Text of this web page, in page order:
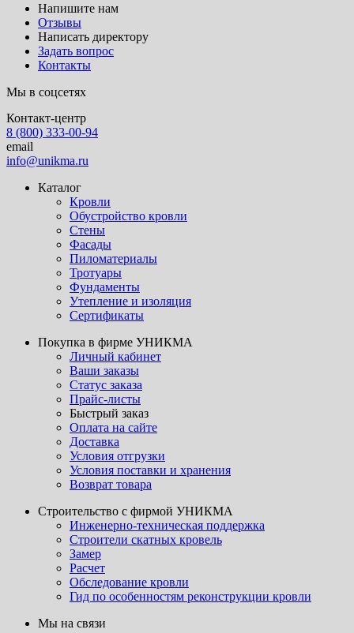
Напишите нам
Отзывы
Написать директору
Задать вопрос
Контакты
Мы в соцсетях
Контакт-центр
8 (800) 333-00-94
email
info@unikma.ru
Каталог
Кровли
Обустройство кровли
Стены
Фасады
Пиломатериалы
Тротуары
Фундаменты
Утепление и изоляция
Сертификаты
Покупка в фирме УНИКМА
Личный кабинет
Ваши заказы
Статус заказа
Прайс-листы
Быстрый заказ
Оплата на сайте
Доставка
Условия отгрузки
Условия поставки и хранения
Возврат товара
Строительство с фирмой УНИКМА
Инженерно-техническая поддержка
Строители скатных кровель
Замер
Расчет
Обследование кровли
Гид по особенностям реконструкции кровли
Мы на связи